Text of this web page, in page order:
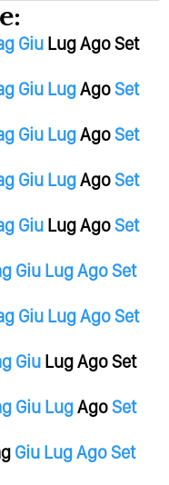
Giu LugAgoSet
Giu LugAgoSet
Giu LugAgoSet
Giu LugAgoSet
Giu LugAgoSet
Giu LugAgoSet
Giu LugAgoSet
Giu LugAgoSet
Giu LugAgoSet
Giu LugAgoSet